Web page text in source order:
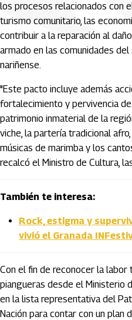
los procesos relacionados con
turismo comunitario, las
contribuir a la reparación al
armado en las comunidades
nariñense.
"Este pacto incluye además
fortalecimiento y pervivencia
patrimonio inmaterial de la
viche, la partería tradicional
músicas de marimba y los
recalcó el Ministro de Cultura,
También te interesa:
Rock, estigma y
vivió el Granada
Con el fin de reconocer la
piangueras desde el Ministerio
en la lista representativa del
Nación para contar con un plan